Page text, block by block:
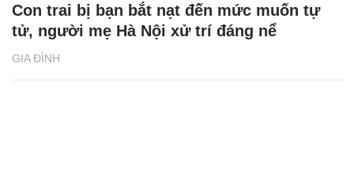
GIA ĐÌNH
Con trai bị bạn bắt nạt đến mức muốn tự
tử, người mẹ Hà Nội xử trí đáng nể